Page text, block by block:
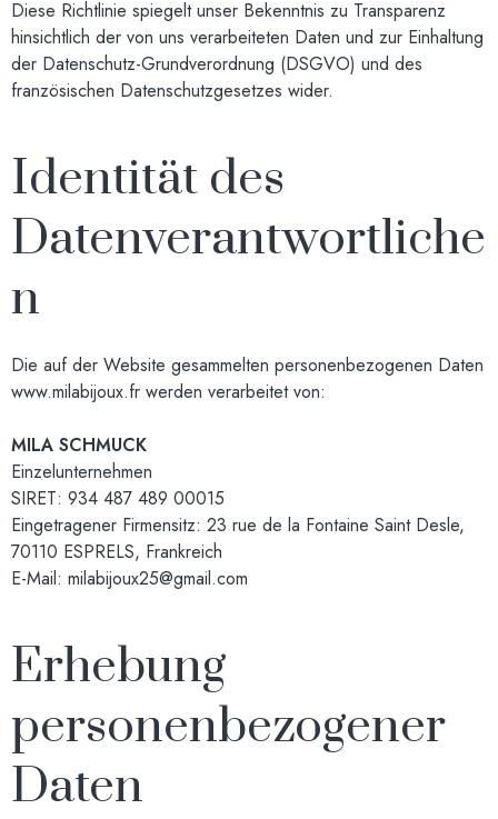
Diese Richtlinie spiegelt unser Bekenntnis zu Transparenz
hinsichtlich der von uns verarbeiteten Daten und zur Einhaltung
der Datenschutz-Grundverordnung (DSGVO) und des
französischen Datenschutzgesetzes wider.
Identität des
Datenverantwortliche
n
Die auf der Website gesammelten personenbezogenen Daten
www.milabijoux.fr werden verarbeitet von:
MILA SCHMUCK
Einzelunternehmen
SIRET: 934 487 489 00015
Eingetragener Firmensitz: 23 rue de la Fontaine Saint Desle,
70110 ESPRELS, Frankreich
E-Mail: milabijoux25@gmail.com
Erhebung
personenbezogener
Daten